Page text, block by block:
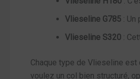
Vlieseline G785 :
Vlieseline S320 :
Chaque type de Vlieseline
voulez un col bien structuré,